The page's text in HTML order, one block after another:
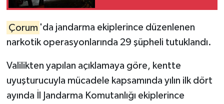
Çorum 'da jandarma ekiplerince düzenlenen
narkotik operasyonlarında 29 şüpheli tutuklandı.
Valilikten yapılan açıklamaya göre, kentte
uyuşturucuyla mücadele kapsamında yılın ilk dört
ayında İl Jandarma Komutanlığı ekiplerince